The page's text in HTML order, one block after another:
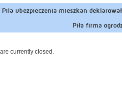
Pila ubezpieczenia mieszkan
Piła firma
currently closed.